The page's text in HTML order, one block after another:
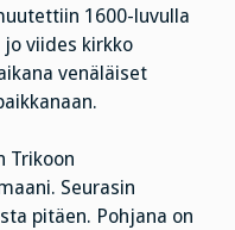
1600-luvulla
viides kirkko
venäläiset
Trikoon
Seurasin
pitäen. Pohjana on